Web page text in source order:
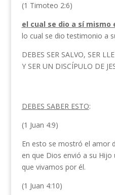
(1 Timoteo 2:6)
el cual se dio a sí
lo cual se dio testimonio a
DEBES SER SALVO, SER
Y SER UN DISCÍPULO DE
DEBES SABER ESTO:
(1 Juan 4:9)
En esto se mostró el amor
en que Dios envió a su
que vivamos por él.
(1 Juan 4:10)